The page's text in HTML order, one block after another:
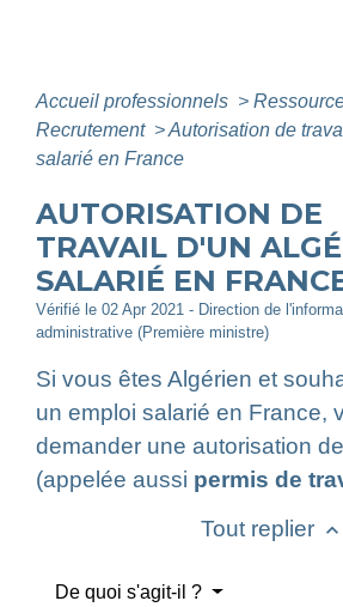
Accueil professionnels >
Recrutement >Autorisation de
salarié en France
AUTORISATION DE
TRAVAIL D'UN
SALARIÉ EN
Vérifié le 02 Apr 2021 - Direction de
administrative (Première ministre)
Si vous êtes Algérien et
un emploi salarié en France,
demander une autorisation
(appelée aussi permis de
Tout replier keyboard_arrow_up
De quoi s'agit-il ?